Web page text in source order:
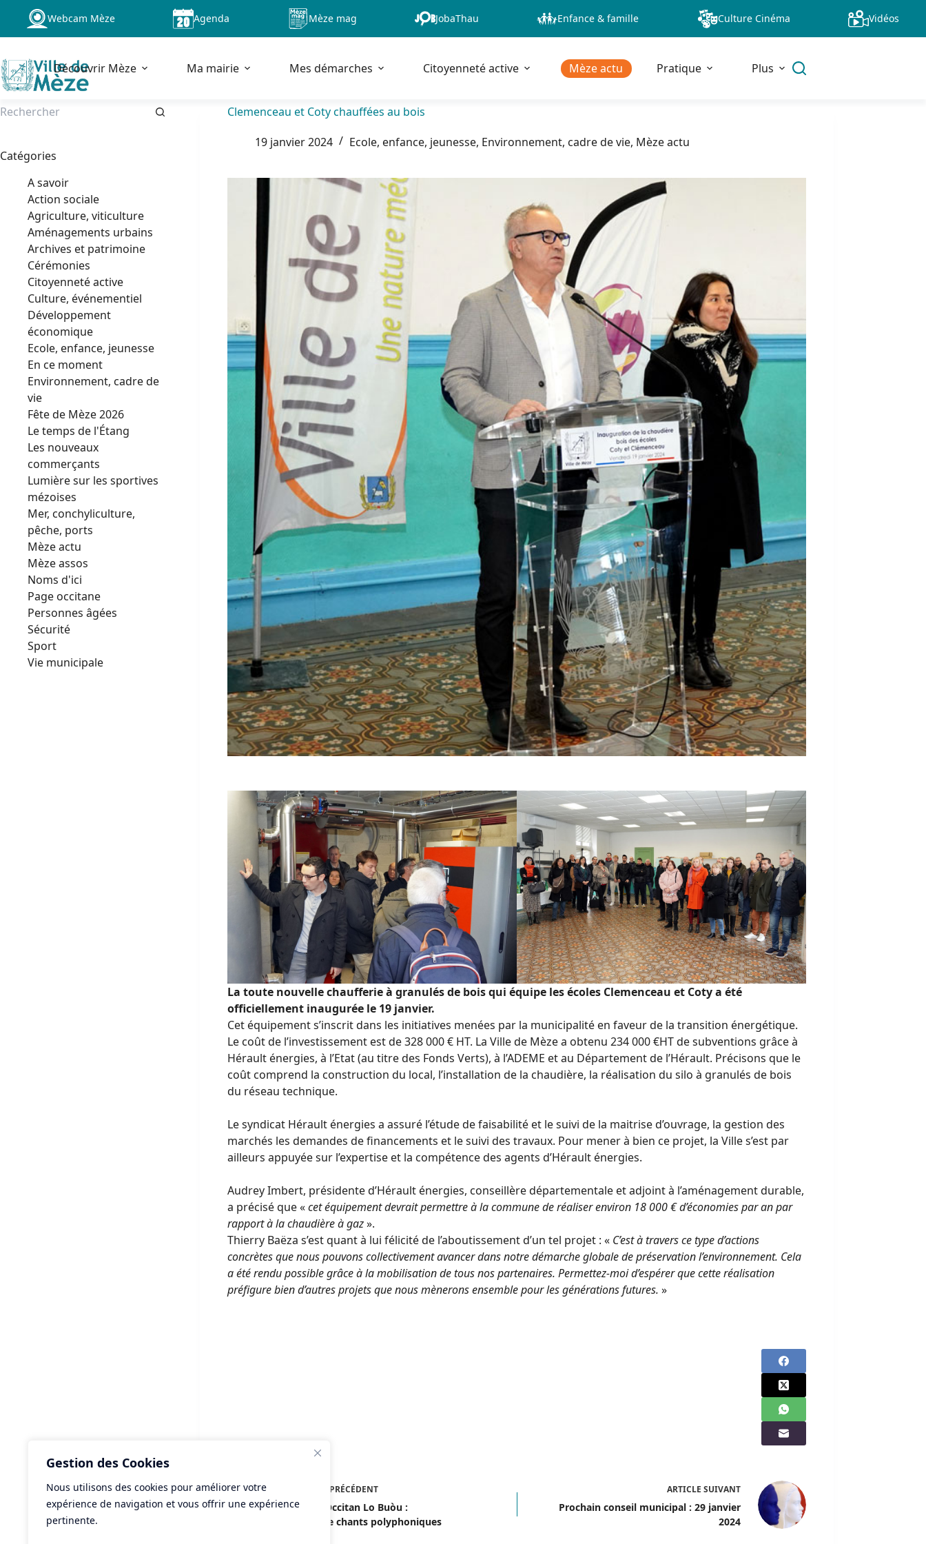
Gestion des Cookies
Nous utilisons des cookies pour améliorer votre
expérience de navigation et vous offrir une expérience
pertinente.
Passer
contenu
Webcam Mèze Agenda Mèze mag JobaThau Enfance & famille Culture Cinéma Vidéos
Découvrir Mèze Ma mairie Mes démarches Citoyenneté active Mèze actu Pratique Plus
Clemenceau et Coty chauffées au bois
19 janvier 2024
Ecole, enfance, jeunesse, Environnement, cadre de vie, Mèze actu
La toute nouvelle chaufferie à granulés de bois qui équipe les écoles Clemenceau et Coty a été
officiellement inaugurée le 19 janvier.
Cet équipement s’inscrit dans les initiatives menées par la municipalité en faveur de la transition énergétique.
Le coût de l’investissement est de 328 000 € HT. La Ville de Mèze a obtenu 234 000 €HT de subventions grâce à
Hérault énergies, à l’Etat (au titre des Fonds Verts), à l’ADEME et au Département de l’Hérault. Précisons que le
coût comprend la construction du local, l’installation de la chaudière, la réalisation du silo à granulés de bois
du réseau technique.
Le syndicat Hérault énergies a assuré l’étude de faisabilité et le suivi de la maitrise d’ouvrage, la gestion des
marchés les demandes de financements et le suivi des travaux. Pour mener à bien ce projet, la Ville s’est par
ailleurs appuyée sur l’expertise et la compétence des agents d’Hérault énergies.
Audrey Imbert, présidente d’Hérault énergies, conseillère départementale et adjoint à l’aménagement durable,
a précisé que «cet équipement devrait permettre à la commune de réaliser environ 18 000 € d’économies par an par
rapport à la chaudière à gaz».
Thierry Baëza s’est quant à lui félicité de l’aboutissement d’un tel projet : « C’est à travers ce type d’actions
concrètes que nous pouvons collectivement avancer dans notre démarche globale de préservation l’environnement. Cela
a été rendu possible grâce à la mobilisation de tous nos partenaires. Permettez-moi d’espérer que cette réalisation
préfigure bien d’autres projets que nous mènerons ensemble pour les générations futures. »
PRÉCÉDENT
Cercle Occitan Lo Buòu :
stage de chants polyphoniques
ARTICLE SUIVANT
Prochain conseil municipal : 29 janvier
2024
Catégories
A savoir
Action sociale
Agriculture, viticulture
Aménagements urbains
Archives et patrimoine
Cérémonies
Citoyenneté active
Culture, événementiel
Développement
économique
Ecole, enfance, jeunesse
En ce moment
Environnement, cadre de
vie
Fête de Mèze 2026
Le temps de l'Étang
Les nouveaux
commerçants
Lumière sur les sportives
mézoises
Mer, conchyliculture,
pêche, ports
Mèze actu
Mèze assos
Noms d'ici
Page occitane
Personnes âgées
Sécurité
Sport
Vie municipale